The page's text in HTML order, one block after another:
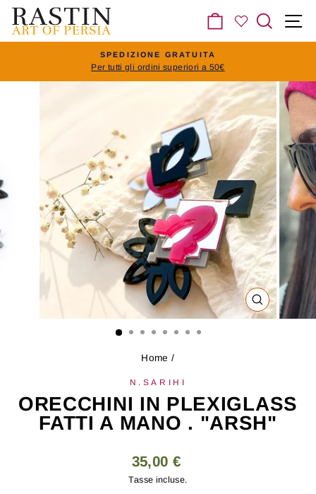
Vai
contenuto
Carrello Cerca
Pausa
slideshow
SPEDIZIONE GRATUITA
Per tutti gli ordini superiori a 50€
CHIUDI
(ESC)
Home /
N.SARIHI
ORECCHINI IN PLEXIGLASS
FATTI A MANO . "ARSH"
Prezzo
regolare
35,00 €
Tasse incluse.